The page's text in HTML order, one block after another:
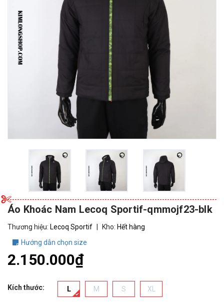
Áo Khoác Nam Lecoq Sportif-qmmojf23-blk
Thương hiệu: Lecoq Sportif Kho: Hết hàng
Hướng dẫn chọn size
2.150.000₫
Kích thước: L M S XL